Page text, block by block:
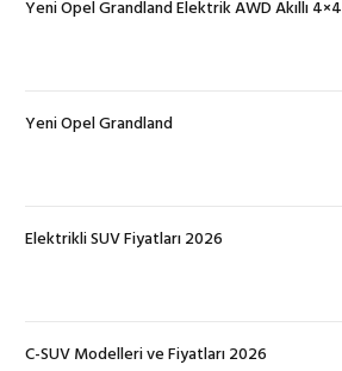
Yeni Opel Grandland Elektrik AWD Akıllı 4×4
Yeni Opel Grandland
Elektrikli SUV Fiyatları 2026
C-SUV Modelleri ve Fiyatları 2026